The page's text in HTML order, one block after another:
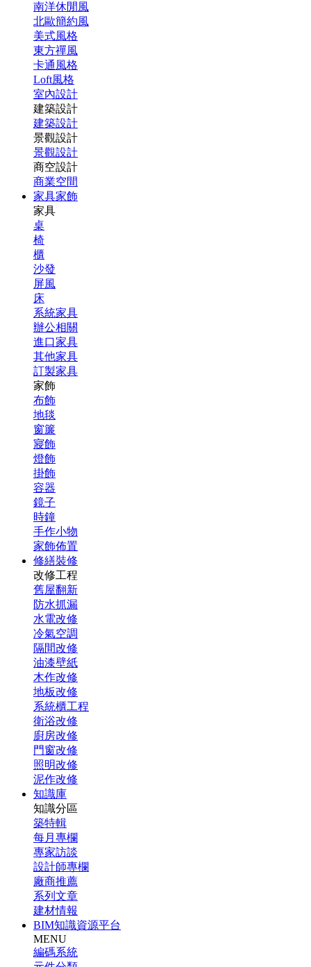
南洋休閒風
北歐簡約風
美式風格
東方禪風
卡通風格
Loft風格
室內設計
建築設計
建築設計
景觀設計
景觀設計
商空設計
商業空間
家具家飾
家具
桌
椅
櫃
沙發
屏風
床
系統家具
辦公相關
進口家具
其他家具
訂製家具
家飾
布飾
地毯
窗簾
寢飾
燈飾
掛飾
容器
鏡子
時鐘
手作小物
家飾佈置
修繕裝修
改修工程
舊屋翻新
防水抓漏
水電改修
冷氣空調
隔間改修
油漆壁紙
木作改修
地板改修
系統櫃工程
衛浴改修
廚房改修
門窗改修
照明改修
泥作改修
知識庫
知識分區
築特輯
每月專欄
專家訪談
設計師專欄
廠商推薦
系列文章
建材情報
BIM知識資源平台
MENU
編碼系統